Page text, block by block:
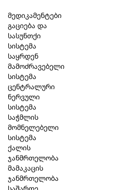
მედიკამენტები
გაციება და
სასუნთქი
სისტემა
საყრდენ
მამოძრავებელი
სისტემა
ცენტრალური
ნერვული
სისტემა
საჭმლის
მომნელებელი
სისტემა
ქალის
ჯანმრთელობა
მამაკაცის
ჯანმრთელობა
ლაქტობაქტ LDL-
კაფსულა